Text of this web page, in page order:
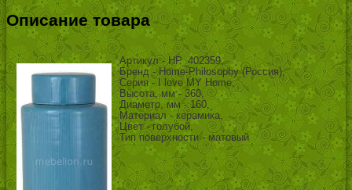
Описание товара
Артикул - HP_402359,
Бренд - Home-Philosophy (Россия),
Серия - I love MY Home,
Высота, мм - 360,
Диаметр, мм - 160,
Материал - керамика,
Цвет - голубой,
Тип поверхности - матовый